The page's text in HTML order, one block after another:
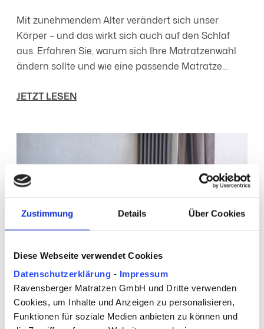
Zustimmung Details Über Cookies
Diese Webseite verwendet Cookies
Datenschutzerklärung - Impressum
Ravensberger Matratzen GmbH und Dritte verwenden
Cookies, um Inhalte und Anzeigen zu personalisieren,
Funktionen für soziale Medien anbieten zu können und
Mit zunehmendem Alter verändert sich unser
Körper – und das wirkt sich auch auf den Schlaf
aus. Erfahren Sie, warum sich Ihre Matratzenwahl
ändern sollte und wie eine passende Matratze
fördern.
JETZT LESEN
23.01.26
Skandinavisches Boxspringbett